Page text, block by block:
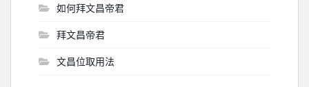
如何拜文昌帝君
拜文昌帝君
文昌位取用法